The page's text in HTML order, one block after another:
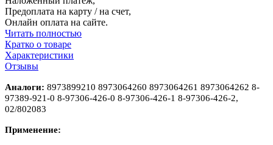
Предоплата на карту / на счет,
Онлайн оплата на сайте.
Читать полностью
Кратко о товаре
Характеристики
Отзывы
Аналоги: 8973899210 8973064260 8973064261 8973064262 8-
97389-921-0 8-97306-426-0 8-97306-426-1 8-97306-426-2,
02/802083
Применение: